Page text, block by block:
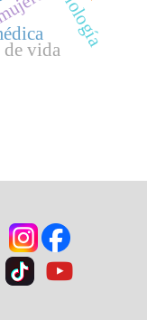
vida